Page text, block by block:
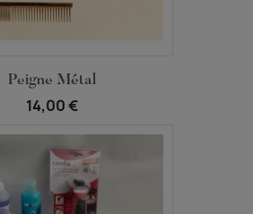
Aperçu rapide
Peigne Métal
14,00 €